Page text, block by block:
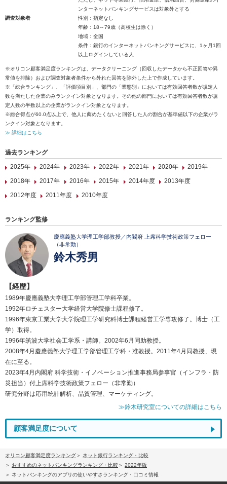
ンターネットバンキングサービスは対象外とする
調査対象者
性別：指定なし
年齢：18～79歳（高校生は除く）
地域：全国
条件：銀行のインターネットバンキングサービスに、1ヶ月1回
以上ログインしている人
※オリコン顧客満足度ランキングは、データクリーニング（回収したデータから不正回答や異
常値を排除）および調査対象者条件から外れた回答を除外した上で作成しています。
※「総合ランキング」、「評価項目別」、部門の「業態別」においては有効回答者数が規定人
数を満たした企業のみランクイン対象となります。その他の部門においては有効回答者数が規
定人数の半数以上の企業がランクイン対象となります。
※総合得点が60.0点以上で、他人に薦めたくないと回答した人の割合が基準値以下の企業がラ
ンクイン対象となります。
≫ 詳細はこちら
過去ランキング
2025年
2024年 2023年 2022年 2021年 2020年
2019年
2018年
2017年 2016年 2015年 2014年度
2013年度
2012年度
2011年度 2010年度
ランキング監修
慶應義塾大学理工学部教授／内閣府 上席科学技術政策フェロー
（非常勤）
鈴木秀男
【経歴】
1989年慶應義塾大学理工学部管理工学科卒業。
1992年ロチェスター大学経営大学院修士課程修了。
1996年東京工業大学大学院理工学研究科博士課程経営工学専攻修了。博士（工
学）取得。
1996年筑波大学社会工学系・講師。2002年6月同助教授。
2008年4月慶應義塾大学理工学部管理工学科・准教授。2011年4月同教授、現
在に至る。
2023年4月内閣府 科学技術・イノベーション推進事務局参事官（インフラ・防
災担当）付上席科学技術政策フェロー（非常勤）
研究分野は応用統計解析、品質管理、マーケティング。
≫鈴木研究室についての詳細はこちら
顧客満足度について
オリコン顧客満足度ランキング
ネット銀行ランキング・比較
おすすめのネットバンキングランキング・比較
2022年版
ネットバンキングのアプリの使いやすさランキング・口コミ情報